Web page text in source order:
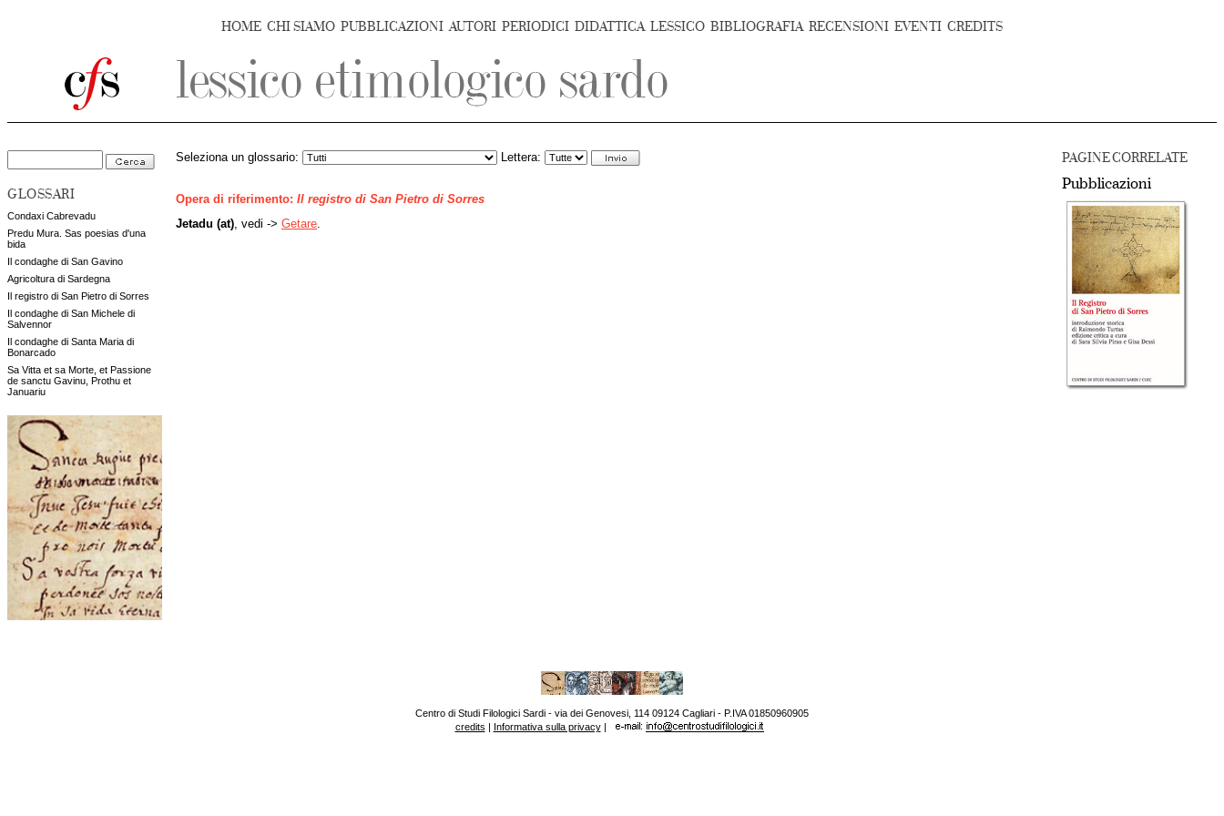
HOME CHI SIAMO PUBBLICAZIONI AUTORI PERIODICI DIDATTICA LESSICO BIBLIOGRAFIA RECENSIONI EVENTI CREDITS
GLOSSARI
Condaxi Cabrevadu
Predu Mura. Sas poesias d'una
bida
Il condaghe di San Gavino
Agricoltura di Sardegna
Il registro di San Pietro di Sorres
Il condaghe di San Michele di
Salvennor
Il condaghe di Santa Maria di
Bonarcado
Sa Vitta et sa Morte, et Passione
de sanctu Gavinu, Prothu et
Januariu
PAGINE CORRELATE
Pubblicazioni
Seleziona un glossario: Lettera:
Opera di riferimento: Il registro di San Pietro di Sorres
Jetadu (at) , vedi -> Getare
Centro di Studi Filologici Sardi - via dei Genovesi, 114 09124 Cagliari - P.IVA 01850960905
credits | Informativa sulla privacy|